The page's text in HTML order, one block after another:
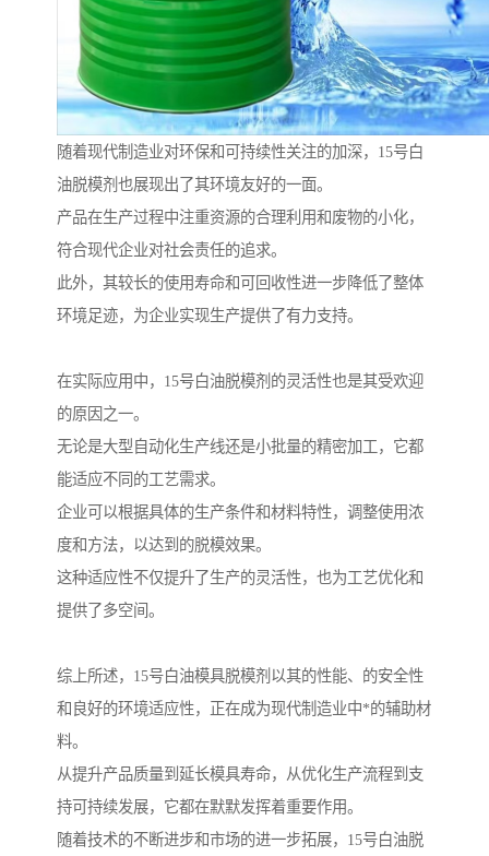
随着现代制造业对环保和可持续性关注的加深，15号白
油脱模剂也展现出了其环境友好的一面。
产品在生产过程中注重资源的合理利用和废物的小化，
符合现代企业对社会责任的追求。
此外，其较长的使用寿命和可回收性进一步降低了整体
环境足迹，为企业实现生产提供了有力支持。
在实际应用中，15号白油脱模剂的灵活性也是其受欢迎
的原因之一。
无论是大型自动化生产线还是小批量的精密加工，它都
能适应不同的工艺需求。
企业可以根据具体的生产条件和材料特性，调整使用浓
度和方法，以达到的脱模效果。
这种适应性不仅提升了生产的灵活性，也为工艺优化和
提供了多空间。
综上所述，15号白油模具脱模剂以其的性能、的安全性
和良好的环境适应性，正在成为现代制造业中*的辅助材
料。
从提升产品质量到延长模具寿命，从优化生产流程到支
持可持续发展，它都在默默发挥着重要作用。
随着技术的不断进步和市场的进一步拓展，15号白油脱